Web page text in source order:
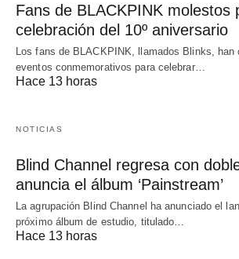
Fans de BLACKPINK molestos
celebración del 10º aniversario
Los fans de BLACKPINK, llamados Blinks, han
eventos conmemorativos para celebrar…
Hace 13 horas
NOTICIAS
Blind Channel regresa con
anuncia el álbum ‘Painstream’
La agrupación Blind Channel ha anunciado el
próximo álbum de estudio, titulado…
Hace 13 horas